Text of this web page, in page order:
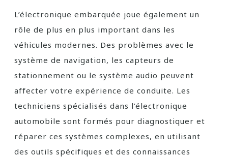
L’électronique embarquée joue également un
rôle de plus en plus important dans les
véhicules modernes. Des problèmes avec le
système de navigation, les capteurs de
stationnement ou le système audio peuvent
affecter votre expérience de conduite. Les
techniciens spécialisés dans l’électronique
automobile sont formés pour diagnostiquer et
réparer ces systèmes complexes, en utilisant
des outils spécifiques et des connaissances